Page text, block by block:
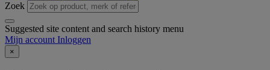
Zoek
Suggested site content and search history menu
Mijn account Inloggen
×